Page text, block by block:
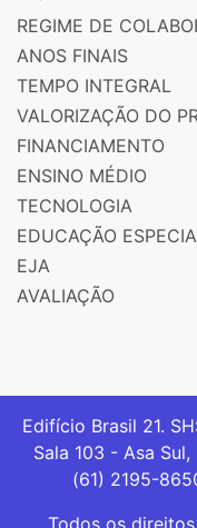
REGIME DE
ANOS FINAIS
TEMPO INTEGRAL
VALORIZAÇÃO DO
FINANCIAMENTO
ENSINO MÉDIO
TECNOLOGIA
EDUCAÇÃO
EJA
AVALIAÇÃO
Edifício Brasil 21.
Sala 103 - Asa Sul,
(61) 2195-
Todos os